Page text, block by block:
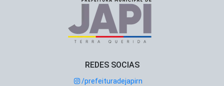
REDES SOCIAS
/prefeituradejapirn